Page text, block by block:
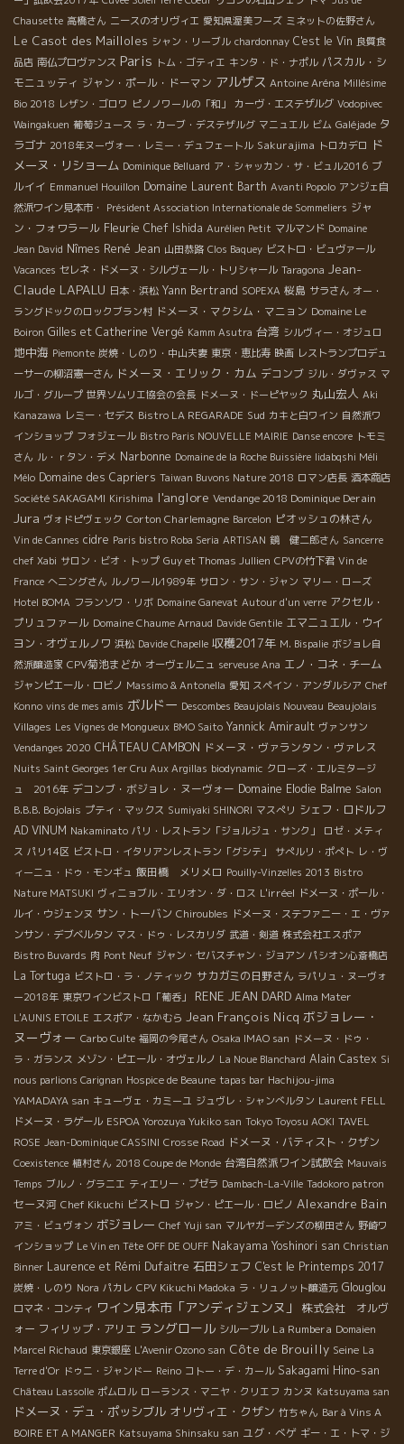
Chausette 高橋さん ニースのオリヴィエ 愛知県渥美フーズ ミネットの佐野さん
Le Casot des Mailloles シャン・リーブル chardonnay C'est le Vin 良質食
品店 南仏プロヴァンス Paris トム・ゴティエ キンタ・ド・ナポル パスカル・シ
モニュッティ ジャン・ポール・ドーマン アルザス Antoine Aréna Millésime
Bio 2018 レザン・ゴロワ ピノノワールの「和」 カーヴ・エステザルグ Vodopivec
Waingakuen 葡萄ジュース ラ・カーブ・デステザルグ マニュエル ビム Galéjade タ
ラゴナ 2018年ヌーヴォー・レミー・デュフェートル Sakurajima トロカデロ ド
メーヌ・リショーム Dominique Belluard ア・シャッカン・サ・ビュル2016 ブ
ルイイ Emmanuel Houillon Domaine Laurent Barth Avanti Popolo アンジェ自
然派ワイン見本市・ Président Association Internationale de Sommeliers ジャ
ン・フォワラール Fleurie Chef Ishida Aurélien Petit マルマンド Domaine
Jean David Nîmes René Jean 山田恭路 Clos Baquey ビストロ・ビュヴァール
Vacances セレネ・ドメーヌ・シルヴェール・トリシャール Taragona Jean-
Claude LAPALU 日本・浜松 Yann Bertrand SOPEXA 桜島 サラさん オー・
ラングドックのロックブラン村 ドメーヌ・マクシム・マニョン Domaine Le
Boiron Gilles et Catherine Vergé Kamm Asutra 台湾 シルヴィー・オジュロ
地中海 Piemonte 炭焼・しのり・中山夫妻 東京・恵比寿 映画 レストランプロデュ
ーサーの柳沼憲一さん ドメーヌ・エリック・カム デコンブ ジル・ダヴァス マ
ルゴ・グループ 世界ソムリエ協会の会長 ドメーヌ・ドーピヤック 丸山宏人 Aki
Kanazawa レミー・セデス Bistro LA REGARADE Sud カキと白ワイン 自然派ワ
インショップ フォジェール Bistro Paris NOUVELLE MAIRIE Danse encore トモミ
さん ル・ｒタン・デメ Narbonne Domaine de la Roche Buissière Iidabqshi Méli
Mélo Domaine des Capriers Taiwan Buvons Nature 2018 ロマン店長 酒本商店
Société SAKAGAMI Kirishima l'anglore Vendange 2018 Dominique Derain
Jura ヴォドピヴェック Corton Charlemagne Barcelon ピオッシュの林さん
Vin de Cannes cidre Paris bistro Roba Seria ARTISAN 鏡 健二郎さん Sancerre
chef Xabi サロン・ビオ・トップ Guy et Thomas Jullien CPVの竹下君 Vin de
France へニングさん ルノワール1989年 サロン・サン・ジャン マリー・ローズ
Hotel BOMA フランソワ・リボ Domaine Ganevat Autour d'un verre アクセル・
プリュファール Domaine Chaume Arnaud Davide Gentile エマニュエル・ウイ
ヨン・オヴェルノワ 浜松 Davide Chapelle 収穫2017年 M. Bispalie ボジョレ自
然派醸造家 CPV菊池まどか オーヴェルニュ serveuse Ana エノ・コネ・チーム
ジャンピエール・ロビノ Massimo & Antonella 愛知 スペイン・アンダルシア Chef
Konno vins de mes amis ボルドー Descombes Beaujolais Nouveau Beaujolais
Villages Les Vignes de Mongueux BMO Saito Yannick Amirault ヴァンサン
Vendanges 2020 CHÂTEAU CAMBON ドメーヌ・ヴァランタン・ヴァレス
Nuits Saint Georges 1er Cru Aux Argillas biodynamic クローズ・エルミタージ
ュ 2016年 デコンブ・ボジョレ・ヌーヴォー Domaine Elodie Balme Salon
B.B.B. Bojolais プティ・マックス Sumiyaki SHINORI マスぺリ シェフ・ロドルフ
AD VINUM Nakaminato パリ・レストラン「ジョルジュ・サンク」
ロゼ・メティ
ス パリ14区 ビストロ・イタリアンレストラン「グシテ」 サぺルリ・ポぺト レ・ヴ
ィーニュ・ドゥ・モンギュ 飯田橋 メリメロ Pouilly-Vinzelles 2013 Bistro
Nature MATSUKI ヴィニョブル・エリオン・ダ・ロス L'irréel ドメーヌ・ポール・
ルイ・ウジェンヌ サン・トーバン Chiroubles ドメーヌ・ステファニー・エ・ヴァ
ンサン・デブベルタン マス・ドゥ・レスカリダ 武道・剣道 株式会社エスポア
Bistro Buvards 肉 Pont Neuf ジャン・セバスチャン・ジョアン パシオン心斎橋店
La Tortuga ビストロ・ラ・ノティック サカガミの日野さん ラパリュ・ヌーヴォ
ー2018年 東京ワインビストロ「葡呑」 RENE JEAN DARD Alma Mater
L'AUNIS ETOILE エスポア・なかむら Jean François Nicq ボジョレー・
ヌーヴォー Carbo Culte 福岡の今尾さん Osaka IMAO san ドメーヌ・ドゥ・
ラ・ガランス メゾン・ピエール・オヴェルノ La Noue Blanchard Alain Castex Si
nous parlions Carignan Hospice de Beaune tapas bar Hachijou-jima
YAMADAYA san キューヴェ・カミーユ ジュヴレ・シャンべルタン Laurent FELL
ドメーヌ・ラゲール ESPOA Yorozuya Yukiko san Tokyo Toyosu AOKI TAVEL
ROSE Jean-Dominique CASSINI Crosse Road ドメーヌ・バティスト・クザン
Coexistence 植村さん 2018 Coupe de Monde 台湾自然派ワイン試飲会 Mauvais
Temps ブルノ・グラニエ ティエリー・プゼラ Dambach-La-Ville Tadokoro patron
セーヌ河 Chef Kikuchi ビストロ ジャン・ピエール・ロビノ Alexandre Bain
アミ・ビュヴォン ボジョレー Chef Yuji san マルヤガーデンズの柳田さん 野崎ワ
インショップ Le Vin en Tête OFF DE OUFF Nakayama Yoshinori san Christian
Binner Laurence et Rémi Dufaitre 石田シェフ C'est le Printemps 2017
炭焼・しのり Nora パカレ CPV Kikuchi Madoka ラ・リュノット醸造元 Glouglou
ロマネ・コンティ ワイン見本市「アンディジェンヌ」
株式会社 オルヴ
ォー フィリップ・アリエ ラングロール シルーブル La Rumbera Domaien
Marcel Richaud 東京銀座 L'Avenir Ozono san Côte de Brouilly Seine La
Terre d'Or ドゥニ・ジャンドー Reino コトー・デ・カール Sakagami Hino-san
Château Lassolle ポムロル ローランス・マニヤ・クリエフ カンヌ Katsuyama san
ドメーヌ・デュ・ポッシブル オリヴィエ・クザン 竹ちゃん Bar à Vins A
BOIRE ET A MANGER Katsuyama Shinsaku san ユグ・べゲ ギー・エ・トマ・ジ